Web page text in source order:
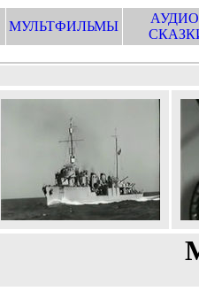
МУЛЬТФИЛЬМЫ